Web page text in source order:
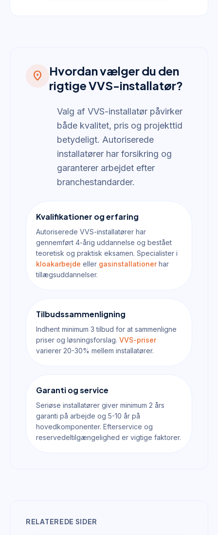
location_on
Hvordan vælger du den
rigtige VVS-installatør?
Valg af VVS-installatør påvirker
både kvalitet, pris og projekttid
betydeligt. Autoriserede
installatører har forsikring og
garanterer arbejdet efter
branchestandarder.
Kvalifikationer og erfaring
Autoriserede VVS-installatører har
gennemført 4-årig uddannelse og bestået
teoretisk og praktisk eksamen. Specialister i
kloakarbejde eller gasinstallationerhar
tillægsuddannelser.
Tilbudssammenligning
Indhent minimum 3 tilbud for at sammenligne
priser og løsningsforslag. VVS-priser
varierer 20-30% mellem installatører.
Garanti og service
Seriøse installatører giver minimum 2 års
garanti på arbejde og 5-10 år på
hovedkomponenter. Efterservice og
reservedeltilgængelighed er vigtige faktorer.
RELATEREDE SIDER